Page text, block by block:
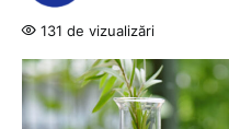
131 de vizualizări